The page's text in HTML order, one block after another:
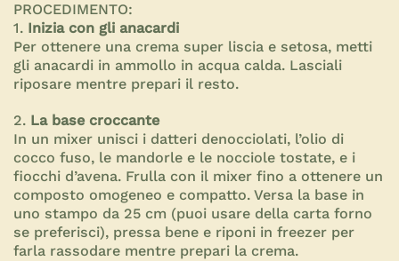
PROCEDIMENTO:
1. Inizia con gli anacardi
Per ottenere una crema super liscia e setosa, metti
gli anacardi in ammollo in acqua calda. Lasciali
riposare mentre prepari il resto.
2. La base croccante
In un mixer unisci i datteri denocciolati, l’olio di
cocco fuso, le mandorle e le nocciole tostate, e i
fiocchi d’avena. Frulla con il mixer fino a ottenere un
composto omogeneo e compatto. Versa la base in
uno stampo da 25 cm (puoi usare della carta forno
se preferisci), pressa bene e riponi in freezer per
farla rassodare mentre prepari la crema.